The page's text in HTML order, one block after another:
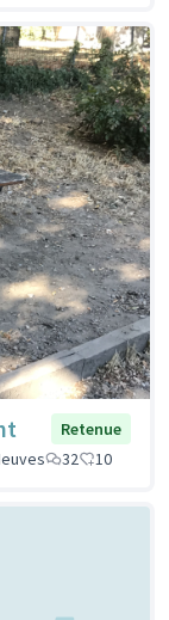
Retenue
32 10